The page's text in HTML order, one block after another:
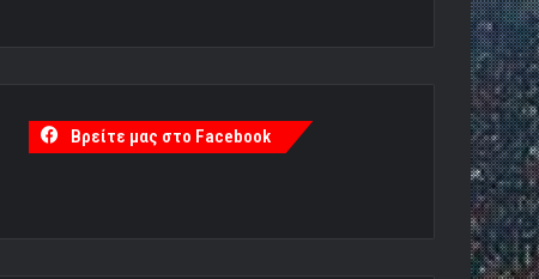
Βρείτε μας στο Facebook